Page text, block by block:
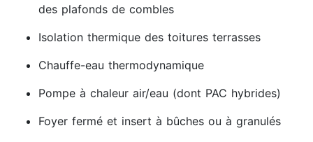
des plafonds de combles
Isolation thermique des toitures terrasses
Chauffe-eau thermodynamique
Pompe à chaleur air/eau (dont PAC hybrides)
Foyer fermé et insert à bûches ou à granulés